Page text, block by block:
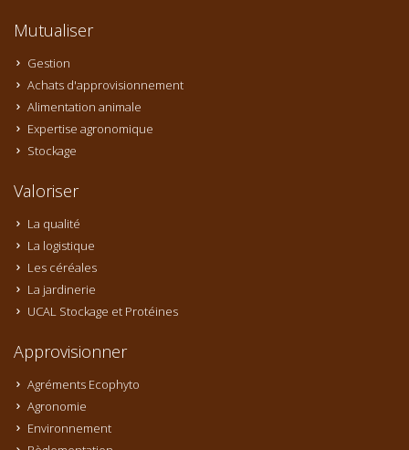
Mutualiser
Gestion
Achats d'approvisionnement
Alimentation animale
Expertise agronomique
Stockage
Valoriser
La qualité
La logistique
Les céréales
La jardinerie
UCAL Stockage et Protéines
Approvisionner
Agréments Ecophyto
Agronomie
Environnement